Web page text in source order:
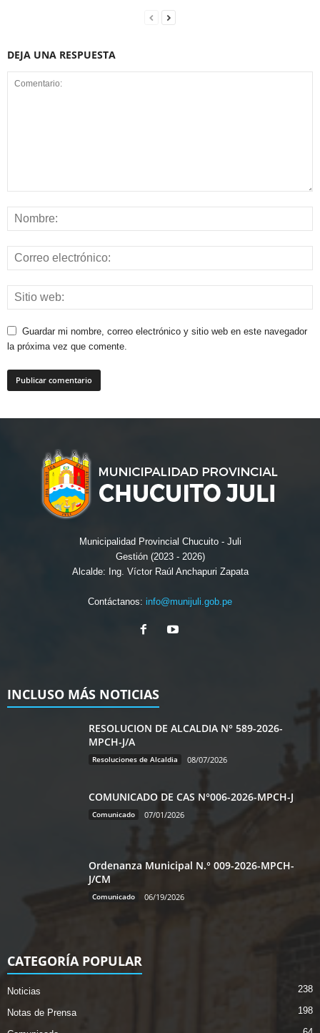
DEJA UNA RESPUESTA
Guardar mi nombre, correo electrónico y sitio web en este navegador
la próxima vez que comente.
Municipalidad Provincial Chucuito - Juli
Gestión (2023 - 2026)
Alcalde: Ing. Víctor Raúl Anchapuri Zapata
Contáctanos: info@munijuli.gob.pe
INCLUSO MÁS NOTICIAS
RESOLUCION DE ALCALDIA N° 589-2026-
MPCH-J/A
Resoluciones de Alcaldia 08/07/2026
COMUNICADO DE CAS N°006-2026-MPCH-J
Comunicado 07/01/2026
Ordenanza Municipal N.° 009-2026-MPCH-
J/CM
Comunicado 06/19/2026
CATEGORÍA POPULAR
Noticias 238
Notas de Prensa 198